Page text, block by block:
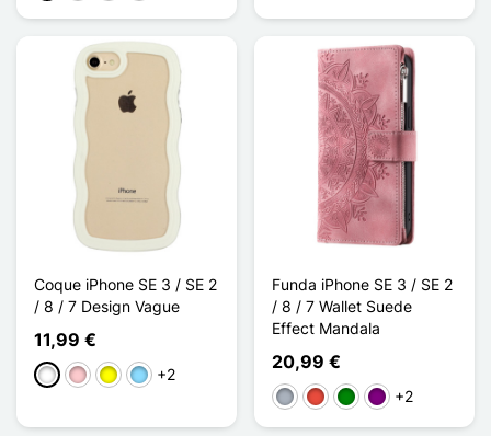
Coque iPhone SE 3 / SE 2
/ 8 / 7 Design Vague
11,99 €
BlancoRosaAmarilloAzul claro
+2
Funda iPhone SE 3 / SE 2
/ 8 / 7 Wallet Suede
Effect Mandala
20,99 €
Gris RojoVerdePúrpura
+2